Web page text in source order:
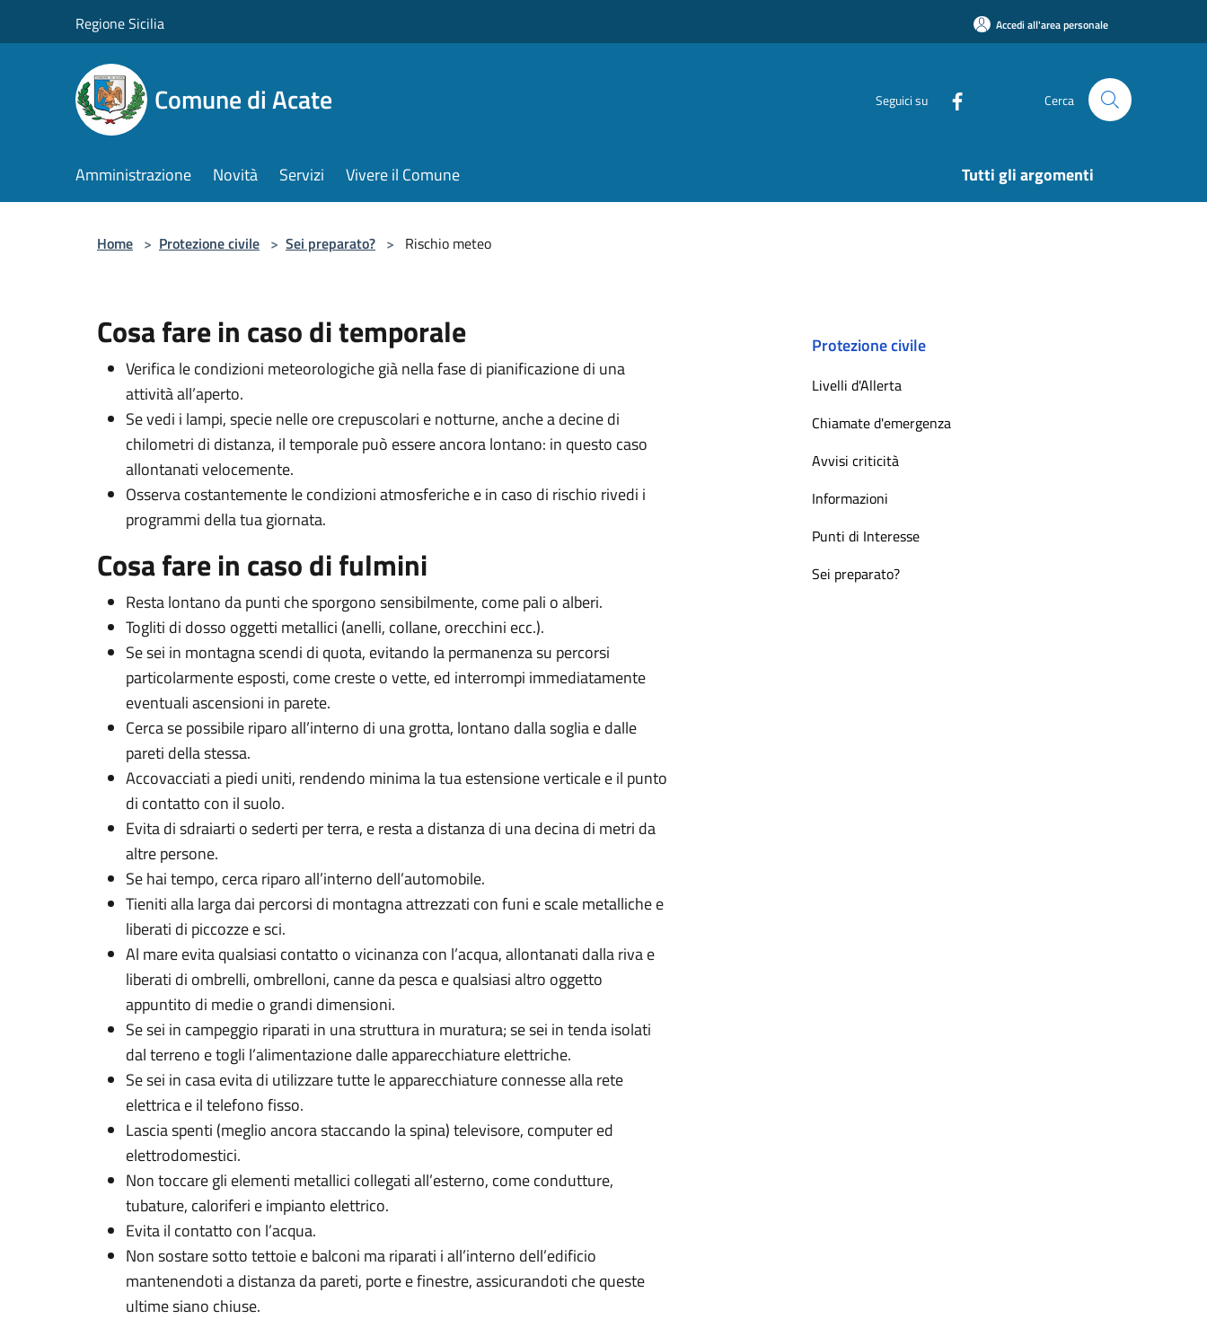
Regione Sicilia Accedi all'area personale
Comune di Acate Seguici su Cerca
Amministrazione Novità Servizi Vivere il Comune Tutti gli argomenti
Home > Protezione civile > Sei preparato? > Rischio meteo
Cosa fare in caso di temporale
Verifica le condizioni meteorologiche già nella fase di pianificazione di una
attività all’aperto.
Se vedi i lampi, specie nelle ore crepuscolari e notturne, anche a decine di
chilometri di distanza, il temporale può essere ancora lontano: in questo caso
allontanati velocemente.
Osserva costantemente le condizioni atmosferiche e in caso di rischio rivedi i
programmi della tua giornata.
Cosa fare in caso di fulmini
Resta lontano da punti che sporgono sensibilmente, come pali o alberi.
Togliti di dosso oggetti metallici (anelli, collane, orecchini ecc.).
Se sei in montagna scendi di quota, evitando la permanenza su percorsi
particolarmente esposti, come creste o vette, ed interrompi immediatamente
eventuali ascensioni in parete.
Cerca se possibile riparo all’interno di una grotta, lontano dalla soglia e dalle
pareti della stessa.
Accovacciati a piedi uniti, rendendo minima la tua estensione verticale e il punto
di contatto con il suolo.
Evita di sdraiarti o sederti per terra, e resta a distanza di una decina di metri da
altre persone.
Se hai tempo, cerca riparo all’interno dell’automobile.
Tieniti alla larga dai percorsi di montagna attrezzati con funi e scale metalliche e
liberati di piccozze e sci.
Al mare evita qualsiasi contatto o vicinanza con l’acqua, allontanati dalla riva e
liberati di ombrelli, ombrelloni, canne da pesca e qualsiasi altro oggetto
appuntito di medie o grandi dimensioni.
Se sei in campeggio riparati in una struttura in muratura; se sei in tenda isolati
dal terreno e togli l’alimentazione dalle apparecchiature elettriche.
Se sei in casa evita di utilizzare tutte le apparecchiature connesse alla rete
elettrica e il telefono fisso.
Lascia spenti (meglio ancora staccando la spina) televisore, computer ed
elettrodomestici.
Non toccare gli elementi metallici collegati all’esterno, come condutture,
tubature, caloriferi e impianto elettrico.
Evita il contatto con l’acqua.
Non sostare sotto tettoie e balconi ma riparati i all’interno dell’edificio
mantenendoti a distanza da pareti, porte e finestre, assicurandoti che queste
ultime siano chiuse.
Protezione civile
Livelli d'Allerta
Chiamate d'emergenza
Avvisi criticità
Informazioni
Punti di Interesse
Sei preparato?